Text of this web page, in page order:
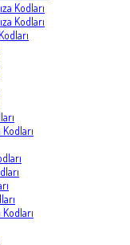
Kodları
Kodları